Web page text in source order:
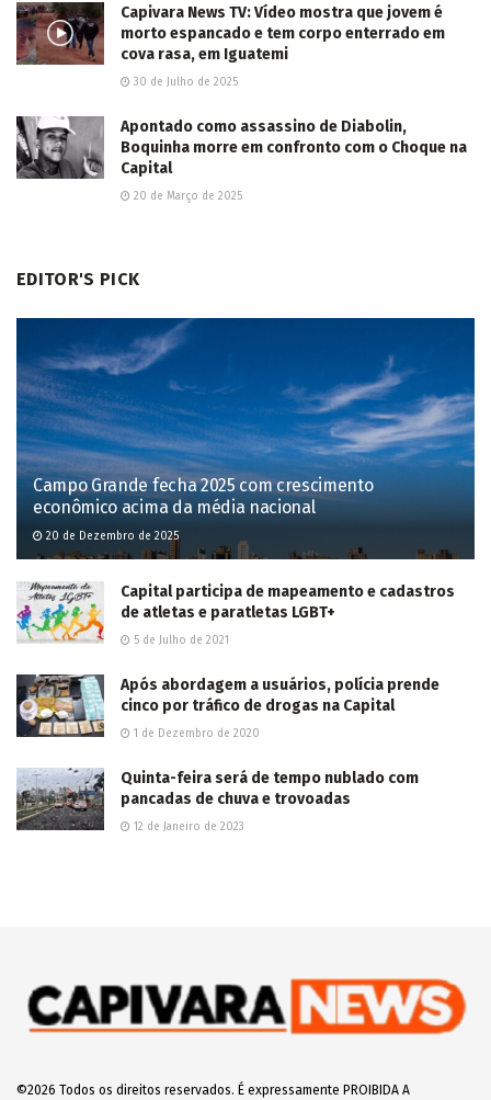
Capivara News TV: Vídeo mostra que jovem é
morto espancado e tem corpo enterrado em
cova rasa, em Iguatemi
30 de Julho de 2025
Apontado como assassino de Diabolin,
Boquinha morre em confronto com o Choque na
Capital
20 de Março de 2025
EDITOR'S PICK
Campo Grande fecha 2025 com crescimento
econômico acima da média nacional
20 de Dezembro de 2025
Capital participa de mapeamento e cadastros
de atletas e paratletas LGBT+
5 de Julho de 2021
Após abordagem a usuários, polícia prende
cinco por tráfico de drogas na Capital
1 de Dezembro de 2020
Quinta-feira será de tempo nublado com
pancadas de chuva e trovoadas
12 de Janeiro de 2023
©2026 Todos os direitos reservados. É expressamente PROIBIDA A